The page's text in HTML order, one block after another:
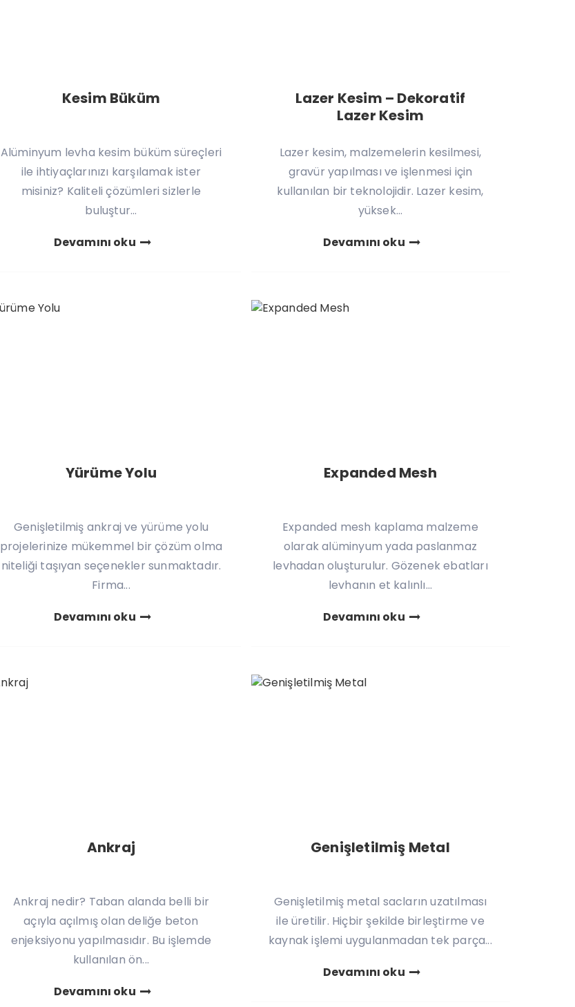
Kesim Büküm
Alüminyum levha kesim büküm süreçleri
ile ihtiyaçlarınızı karşılamak ister
misiniz? Kaliteli çözümleri sizlerle
buluştur...
Devamını oku
Lazer Kesim – Dekoratif
Lazer Kesim
Lazer kesim, malzemelerin kesilmesi,
gravür yapılması ve işlenmesi için
kullanılan bir teknolojidir. Lazer kesim,
yüksek...
Devamını oku
Yürüme Yolu
Genişletilmiş ankraj ve yürüme yolu
projelerinize mükemmel bir çözüm olma
niteliği taşıyan seçenekler sunmaktadır.
Firma...
Devamını oku
Expanded Mesh
Expanded mesh kaplama malzeme
olarak alüminyum yada paslanmaz
levhadan oluşturulur. Gözenek ebatları
levhanın et kalınlı...
Devamını oku
Ankraj
Ankraj nedir? Taban alanda belli bir
açıyla açılmış olan deliğe beton
enjeksiyonu yapılmasıdır. Bu işlemde
kullanılan ön...
Devamını oku
Genişletilmiş Metal
Genişletilmiş metal sacların uzatılması
ile üretilir. Hiçbir şekilde birleştirme ve
kaynak işlemi uygulanmadan tek parça...
Devamını oku